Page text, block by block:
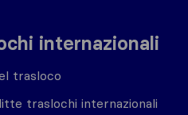
internazionali
trasloco
traslochi internazionali